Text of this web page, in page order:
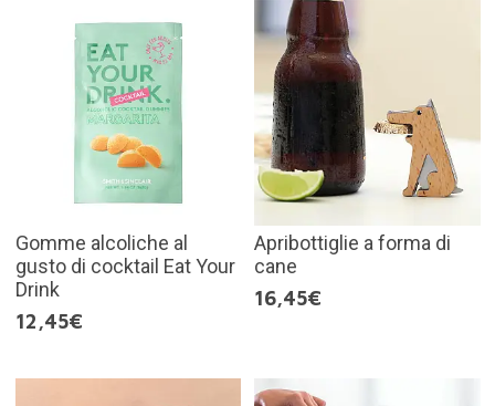
Gomme alcoliche al
gusto di cocktail Eat Your
Drink
12,45€
Apribottiglie a forma di
cane
16,45€